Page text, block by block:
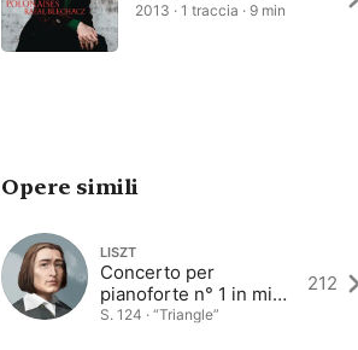
2013 · 1 traccia · 9 min
Opere simili
LISZT
Concerto per
pianoforte n° 1 in mi
bemolle maggiore
S. 124 · “Triangle”
212